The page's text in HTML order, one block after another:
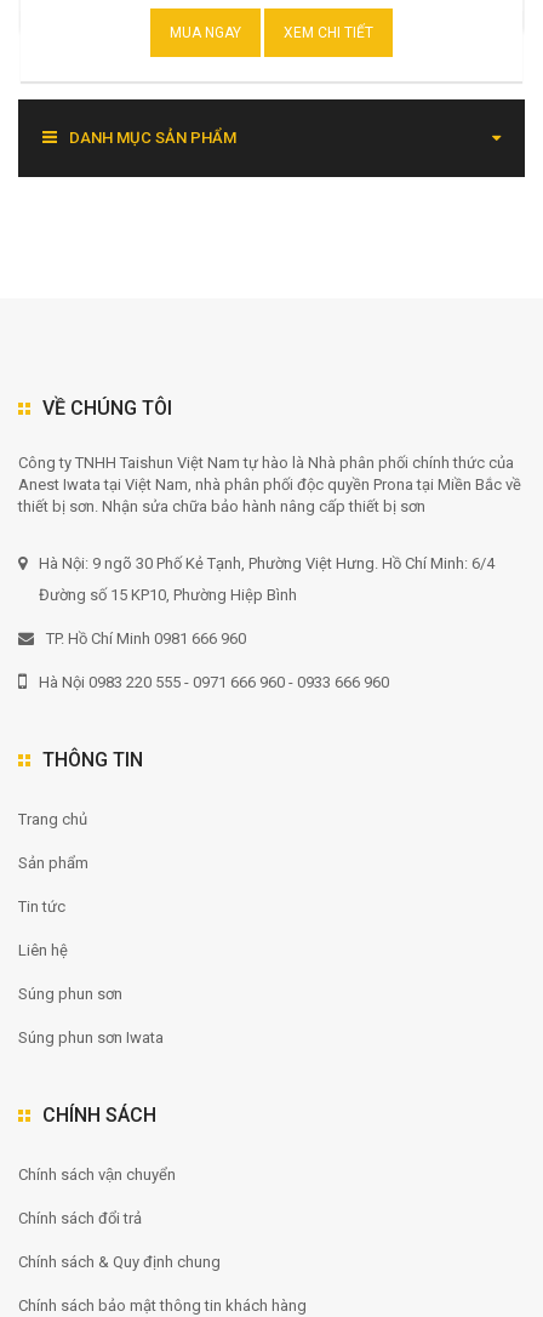
MUA NGAY XEM CHI TIẾT
DANH MỤC SẢN PHẨM
VỀ CHÚNG TÔI
Công ty TNHH Taishun Việt Nam tự hào là Nhà phân phối chính thức của
Anest Iwata tại Việt Nam, nhà phân phối độc quyền Prona tại Miền Bắc về
thiết bị sơn. Nhận sửa chữa bảo hành nâng cấp thiết bị sơn
Hà Nội: 9 ngõ 30 Phố Kẻ Tạnh, Phường Việt Hưng. Hồ Chí Minh: 6/4
Đường số 15 KP10, Phường Hiệp Bình
TP. Hồ Chí Minh 0981 666 960
Hà Nội 0983 220 555 - 0971 666 960 - 0933 666 960
THÔNG TIN
Trang chủ
Sản phẩm
Tin tức
Liên hệ
Súng phun sơn
Súng phun sơn Iwata
CHÍNH SÁCH
Chính sách vận chuyển
Chính sách đổi trả
Chính sách & Quy định chung
Chính sách bảo mật thông tin khách hàng